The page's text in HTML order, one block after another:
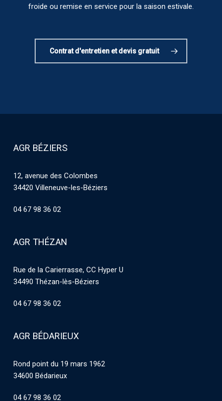
froide ou remise en service pour la saison estivale.
Contrat d'entretien et devis gratuit
AGR BÉZIERS
12, avenue des Colombes
34420 Villeneuve-les-Béziers
04 67 98 36 02
AGR THÉZAN
Rue de la Carierrasse, CC Hyper U
34490 Thézan-lès-Béziers
04 67 98 36 02
AGR BÉDARIEUX
Rond point du 19 mars 1962
34600 Bédarieux
04 67 98 36 02